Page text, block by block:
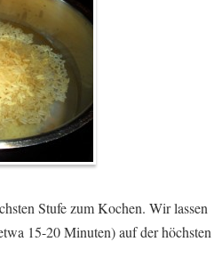
Stufe zum Kochen. Wir lassen
15-20 Minuten) auf der höchsten